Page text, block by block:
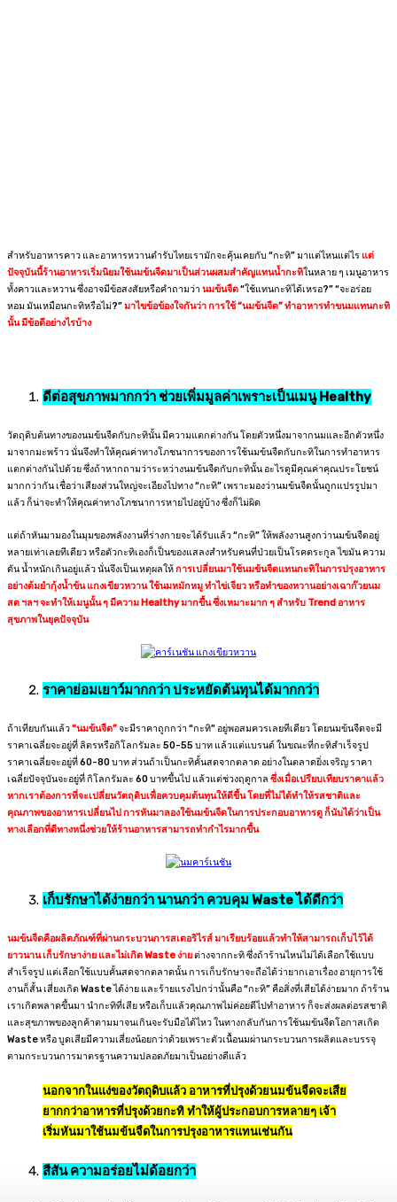
สำหรับอาหารคาว และอาหารหวานตำรับไทยเรามักจะคุ้นเคยกับ “กะทิ” มาแต่ไหนแต่ไร แต่
ปัจจุบันนี้ร้านอาหารเริ่มนิยมใช้นมข้นจืดมาเป็นส่วนผสมสำคัญแทนน้ำกะทิในหลาย ๆ เมนูอาหาร
ทั้งคาวและหวานซึ่งอาจมีข้อสงสัยหรือคำถามว่า นมข้นจืด“ใช้แทนกะทิได้เหรอ?” “จะอร่อย
หอม มันเหมือนกะทิหรือไม่?”มาไขข้อข้องใจกันว่า การใช้ “นมข้นจืด” ทำอาหารทำขนมแทนกะทิ
นั้น มีข้อดีอย่างไรบ้าง
ดีต่อสุขภาพมากกว่า ช่วยเพิ่มมูลค่าเพราะเป็นเมนูHealthy
วัตถุดิบต้นทางของนมข้นจืดกับกะทินั้น มีความแตกต่างกัน โดยตัวหนึ่งมาจากนมและอีกตัวหนึ่ง
มาจากมะพร้าว นั่นจึงทำให้คุณค่าทางโภชนาการของการใช้นมข้นจืดกับกะทิในการทำอาหาร
แตกต่างกันไปด้วย ซึ่งถ้าหากถามว่าระหว่างนมข้นจืดกับกะทินั้น อะไรดูมีคุณค่าคุณประโยชน์
มากกว่ากัน เชื่อว่าเสียงส่วนใหญ่จะเอียงไปทาง “กะทิ” เพราะมองว่านมข้นจืดนั้นถูกแปรรูปมา
แล้ว ก็น่าจะทำให้คุณค่าทางโภชนาการหายไปอยู่บ้าง ซึ่งก็ไม่ผิด
แต่ถ้าหันมามองในมุมของพลังงานที่ร่างกายจะได้รับแล้ว “กะทิ” ให้พลังงานสูงกว่านมข้นจืดอยู่
หลายเท่าเลยทีเดียว หรือตัวกะทิเองก็เป็นของแสลงสำหรับคนที่ป่วยเป็นโรคตระกูล ไขมัน ความ
ดัน น้ำหนักเกินอยู่แล้ว นั่นจึงเป็นเหตุผลให้การเปลี่ยนมาใช้นมข้นจืดแทนกะทิในการปรุงอาหาร
อย่างต้มยำกุ้งน้ำข้น แกงเขียวหวาน ใช้นมหมักหมู ทำไข่เจียว หรือทำของหวานอย่างเฉาก๊วยนม
สด ฯลฯ จะทำให้เมนูนั้น ๆ มีความ Healthy มากขึ้น ซึ่งเหมาะมาก ๆ สำหรับ Trend อาหาร
สุขภาพในยุคปัจจุบัน
ราคาย่อมเยาว์มากกว่า ประหยัดต้นทุนได้มากกว่า
ถ้าเทียบกันแล้ว“นมข้นจืด”จะมีราคาถูกกว่า “กะทิ” อยู่พอสมควรเลยทีเดียว โดยนมข้นจืดจะมี
ราคาเฉลี่ยจะอยู่ที่ ลิตรหรือกิโลกรัมละ 50-55 บาท แล้วแต่แบรนด์ ในขณะที่กะทิสำเร็จรูป
ราคาเฉลี่ยจะอยู่ที่ 60-80 บาท ส่วนถ้าเป็นกะทิคั้นสดจากตลาด อย่างในตลาดยิ่งเจริญ ราคา
เฉลี่ยปัจจุบันจะอยู่ที่ กิโลกรัมละ 60 บาทขึ้นไป แล้วแต่ช่วงฤดูกาล ซึ่งเมื่อเปรียบเทียบราคาแล้ว
หากเราต้องการที่จะเปลี่ยนวัตถุดิบเพื่อควบคุมต้นทุนให้ดีขึ้น โดยที่ไม่ได้ทำให้รสชาติและ
คุณภาพของอาหารเปลี่ยนไป การหันมาลองใช้นมข้นจืดในการประกอบอาหารดู ก็นับได้ว่าเป็น
ทางเลือกที่ดีทางหนึ่งช่วยให้ร้านอาหารสามารถทำกำไรมากขึ้น
เก็บรักษาได้ง่ายกว่า นานกว่า ควบคุม Wasteได้ดีกว่า
นมข้นจืดคือผลิตภัณฑ์ที่ผ่านกระบวนการสเตอริไรส์ มาเรียบร้อยแล้วทำให้สามารถเก็บไว้ได้
ยาวนาน เก็บรักษาง่าย และไม่เกิด Waste ง่ายต่างจากกะทิ ซึ่งถ้าร้านไหนไม่ได้เลือกใช้แบบ
สำเร็จรูป แต่เลือกใช้แบบคั้นสดจากตลาดนั้น การเก็บรักษาจะถือได้ว่ายากเอาเรื่อง อายุการใช้
งานก็สั้น เสี่ยงเกิด Waste ได้ง่าย และร้ายแรงไปกว่านั้นคือ “กะทิ” คือสิ่งที่เสียได้ง่ายมาก ถ้าร้าน
เราเกิดพลาดขึ้นมา นำกะทิที่เสีย หรือเก็บแล้วคุณภาพไม่ค่อยดีไปทำอาหาร ก็จะส่งผลต่อรสชาติ
และสุขภาพของลูกค้าตามมาจนเกินจะรับมือได้ไหว ในทางกลับกันการใช้นมข้นจืดโอกาสเกิด
Waste หรือ บูดเสียมีความเสี่ยงน้อยกว่าด้วยเพราะตัวเนื้อนมผ่านกระบวนการผลิตและบรรจุ
ตามกระบวนการมาตรฐานความปลอดภัยมาเป็นอย่างดีแล้ว
นอกจากในแง่ของวัตถุดิบแล้ว อาหารที่ปรุงด้วยนมข้นจืดจะเสีย
ยากกว่าอาหารที่ปรุงด้วยกะทิ ทำให้ผู้ประกอบการหลายๆ เจ้า
เริ่มหันมาใช้นมข้นจืดในการปรุงอาหารแทนเช่นกัน
สีสัน ความอร่อยไม่ด้อยกว่า